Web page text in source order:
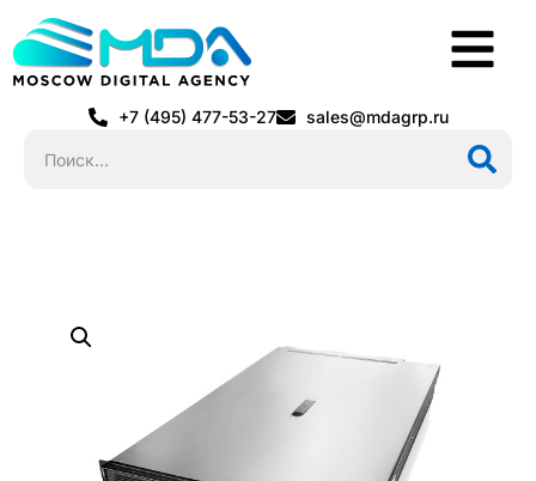
+7 (495) 477-53-27 sales@mdagrp.ru